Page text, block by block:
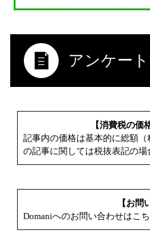
アンケート
【消費税の価
記事内の価格は基本的に総額
の記事に関しては税抜表記の場
【お問
Domaniへのお問い合わせはこ